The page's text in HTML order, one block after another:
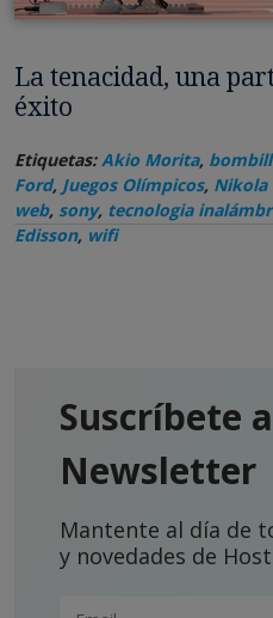
La tenacidad, una
éxito
Etiquetas: Akio Morita,
Ford, Juegos Olímpicos, Nikola
web, sony, tecnologia
Edisson, wifi
Suscríbete
Newsletter
Mantente al día de
y novedades de